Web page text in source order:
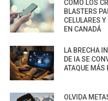
CÓMO LOS
BLASTERS
CELULARES
EN CANADÁ
LA BRECHA
DE IA SE
ATAQUE
OLVIDA